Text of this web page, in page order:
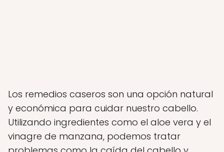
Los remedios caseros son una opción natural
y económica para cuidar nuestro cabello.
Utilizando ingredientes como el aloe vera y el
vinagre de manzana, podemos tratar